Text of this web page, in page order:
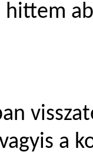
a